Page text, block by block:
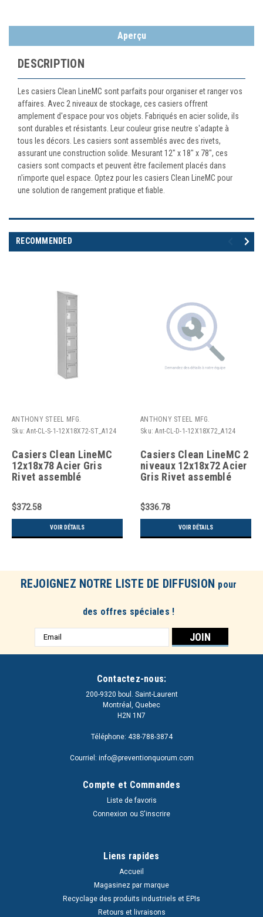
Aperçu
DESCRIPTION
Les casiers Clean LineMC sont parfaits pour organiser et ranger vos
affaires. Avec 2 niveaux de stockage, ces casiers offrent
amplement d'espace pour vos objets. Fabriqués en acier solide, ils
sont durables et résistants. Leur couleur grise neutre s'adapte à
tous les décors. Les casiers sont assemblés avec des rivets,
assurant une construction solide. Mesurant 12" x 18" x 78", ces
casiers sont compacts et peuvent être facilement placés dans
n'importe quel espace. Optez pour les casiers Clean LineMC pour
une solution de rangement pratique et fiable.
RECOMMENDED
ANTHONY STEEL MFG.
Sku: Ant-CL-S-1-12X18X72-ST_A124
Casiers Clean LineMC
12x18x78 Acier Gris
Rivet assemblé
$372.58
VOIR DÉTAILS
ANTHONY STEEL MFG.
Sku: Ant-CL-D-1-12X18X72_A124
Casiers Clean LineMC 2
niveaux 12x18x72 Acier
Gris Rivet assemblé
$336.78
VOIR DÉTAILS
REJOIGNEZ NOTRE LISTE DE DIFFUSION pour
des offres spéciales !
Adresse
e-
Contactez-nous:
200-9320 boul. Saint-Laurent
Montréal, Quebec
H2N 1N7
Téléphone: 438-788-3874
Courriel: info@preventionquorum.com
Compte et Commandes
Liste de favoris
Connexion ou S'inscrire
Liens rapides
Accueil
Magasinez par marque
Recyclage des produits industriels et EPIs
Retours et livraisons